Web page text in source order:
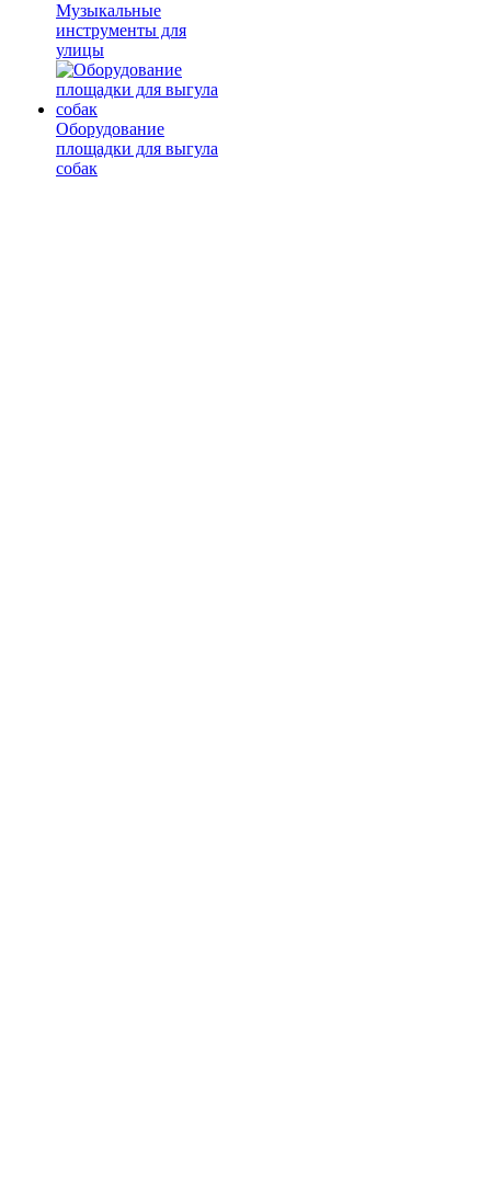
Музыкальные
инструменты для
улицы
Оборудование
площадки для выгула
собак